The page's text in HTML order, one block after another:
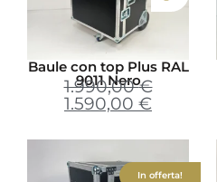
Baule con top Plus RAL
9011 Nero
1.990,00€
1.590,00 €
In offerta!